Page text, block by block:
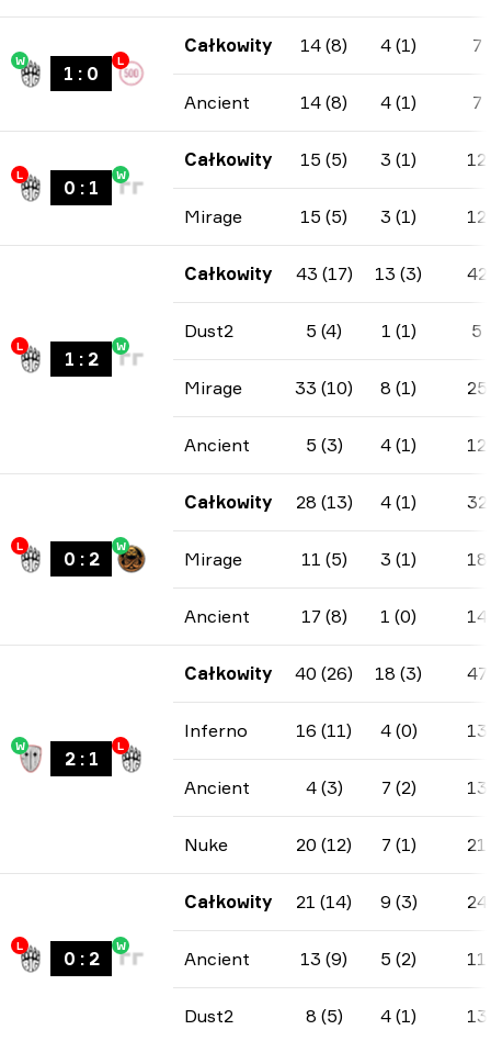
W
1 : 0
L
Całkowity 14 (8) 4 (1) 7
Ancient 14 (8) 4 (1) 7
L
0 : 1
W
Całkowity 15 (5) 3 (1) 12
Mirage 15 (5) 3 (1) 12
L
1 : 2
W
Całkowity 43 (17) 13 (3) 42
Dust2 5 (4) 1 (1) 5
Mirage 33 (10) 8 (1) 25
Ancient 5 (3) 4 (1) 12
L
0 : 2
W
Całkowity 28 (13) 4 (1) 32
Mirage 11 (5) 3 (1) 18
Ancient 17 (8) 1 (0) 14
W
2: 1
L
Całkowity 40 (26) 18 (3) 47
Inferno 16 (11) 4 (0) 13
Ancient 4 (3) 7 (2) 13
Nuke 20 (12) 7 (1) 21
L
0 : 2
W
Całkowity 21 (14) 9 (3) 24
Ancient 13 (9) 5 (2) 11
Dust2 8 (5) 4 (1) 13